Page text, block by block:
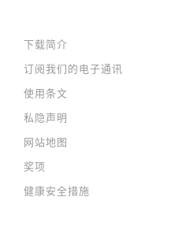
下载简介
订阅我们的电子通讯
使用条文
私隐声明
网站地图
奖项
健康安全措施